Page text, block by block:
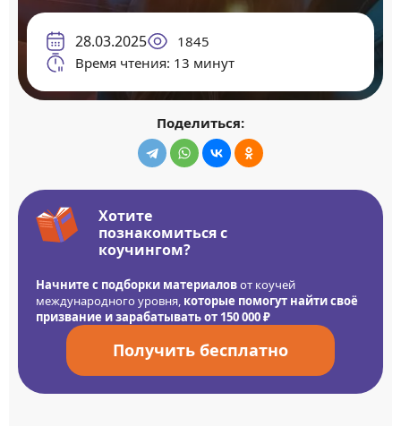
28.03.2025
1845
Время чтения: 13 минут
Поделиться:
Хотите
познакомиться с
коучингом?
Начните с подборки материаловот коучей
международного уровня, которые помогут найти своё
призвание и зарабатывать от 150 000 ₽
Получить бесплатно